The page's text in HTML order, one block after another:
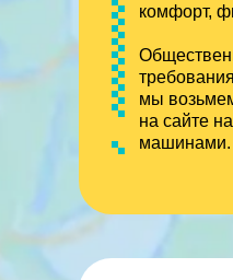
комфорт,
мы
на сайте
машинами.